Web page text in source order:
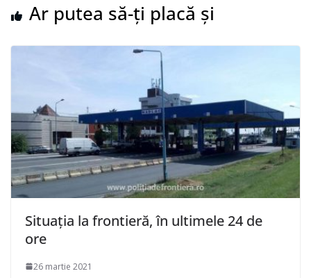
Ar putea să-ți placă și
Situaţia la frontieră, în ultimele 24 de
ore
26 martie 2021